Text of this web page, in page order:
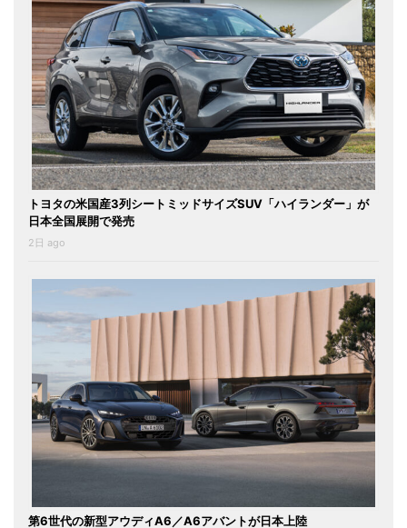
トヨタの米国産3列シートミッドサイズSUV「ハイランダー」が
日本全国展開で発売
2日 ago
第6世代の新型アウディA6／A6アバントが日本上陸